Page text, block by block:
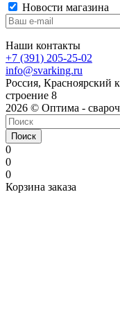
Новости магазина
Наши контакты
+7 (391) 205-25-02
info@svarking.ru
Россия, Красноярский
строение 8
2026 © Оптима -
Поиск
0
0
0
Корзина заказа